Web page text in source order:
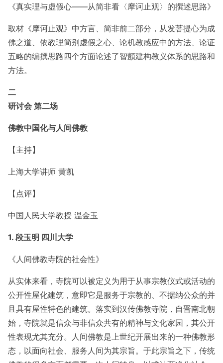
《真实理与虚假心——从简非看〈摩诃止观〉的撰述思路》
取材《摩诃止观》中方言、简非前二部分，从发菩提心为成
佛之道、依教理简别虚假之心、论机教感应中的方法、论证
五略的编撰思路四个方面论述了智顗建构教义体系的思路和
方法。
二
研讨会 第二场
佛教中国化与人间佛教
【主持】
上海大学讲师 黄凯
【点评】
中国人民大学教授 温金玉
1. 段玉明 四川大学
《人间佛教寺院的社会性》
从实体来看，寺院可以被定义为用于从事宗教仪式或活动的
公开性屋化建筑，意即它是服务于宗教的、不据纳公众的并
且具有屋性特色的建筑。落实到汉传佛教寺院，自晋南北朝
始，寺院就是信众与非信众共有的精神与文化家园，其公开
性表现尤其充分。人间佛教是上世纪开展出来的一种佛教形
态，以面向社会、服务人间为其宗旨。于此宗旨之下，传统